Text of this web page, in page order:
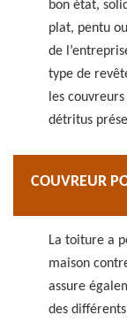
bon état,
plat, pentu
de
type de
les
détritus
COUVREUR
La toiture a
maison
assure
des